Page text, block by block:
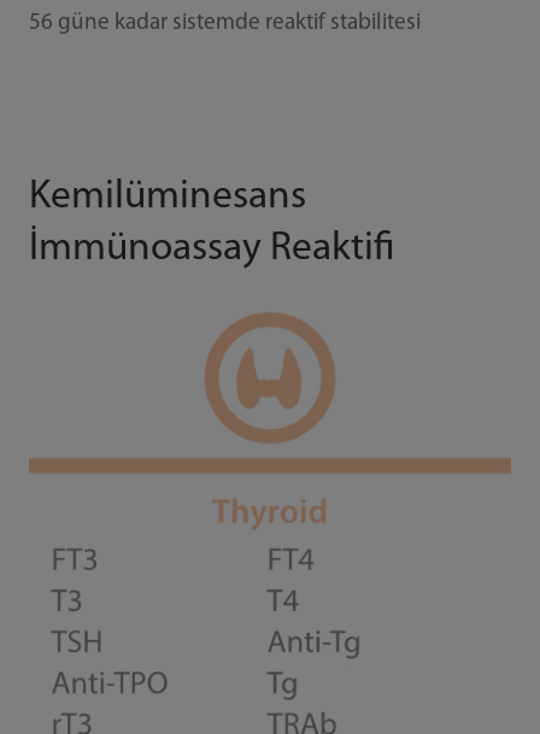
56 güne kadar sistemde reaktif stabilitesi
Kemilüminesans
İmmünoassay Reaktifi